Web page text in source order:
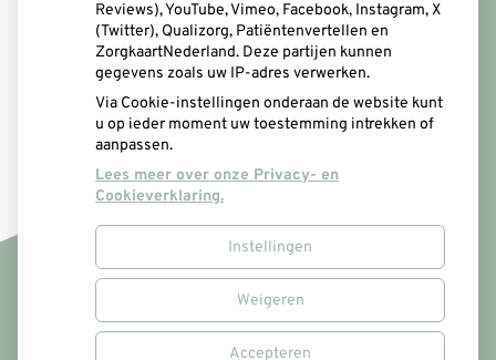
Uw Zorg Online|Beheer
Reviews), YouTube, Vimeo, Facebook, Instagram, X
(Twitter), Qualizorg, Patiëntenvertellen en
ZorgkaartNederland. Deze partijen kunnen
gegevens zoals uw IP-adres verwerken.
Via Cookie-instellingen onderaan de website kunt
u op ieder moment uw toestemming intrekken of
aanpassen.
Lees meer over onze Privacy- en
Cookieverklaring.
Instellingen
Weigeren
Accepteren